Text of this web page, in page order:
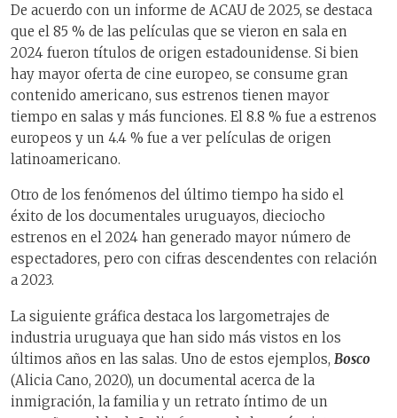
De acuerdo con un informe de ACAU de 2025, se destaca
que el 85 % de las películas que se vieron en sala en
2024 fueron títulos de origen estadounidense. Si bien
hay mayor oferta de cine europeo, se consume gran
contenido americano, sus estrenos tienen mayor
tiempo en salas y más funciones. El 8.8 % fue a estrenos
europeos y un 4.4 % fue a ver películas de origen
latinoamericano.
Otro de los fenómenos del último tiempo ha sido el
éxito de los documentales uruguayos, dieciocho
estrenos en el 2024 han generado mayor número de
espectadores, pero con cifras descendentes con relación
a 2023.
La siguiente gráfica destaca los largometrajes de
industria uruguaya que han sido más vistos en los
últimos años en las salas. Uno de estos ejemplos, Bosco
(Alicia Cano, 2020), un documental acerca de la
inmigración, la familia y un retrato íntimo de un